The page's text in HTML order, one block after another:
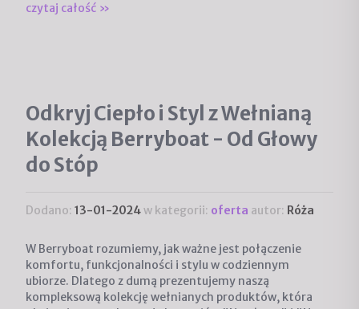
czytaj całość »
Odkryj Ciepło i Styl z Wełnianą
Kolekcją Berryboat - Od Głowy
do Stóp
Dodano: 13-01-2024w kategorii: oferta autor: Róża
W Berryboat rozumiemy, jak ważne jest połączenie
komfortu, funkcjonalności i stylu w codziennym
ubiorze. Dlatego z dumą prezentujemy naszą
kompleksową kolekcję wełnianych produktów, która